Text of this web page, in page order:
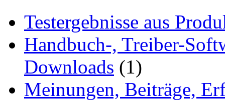
Testergebnisse aus
Handbuch-, Treiber-
Downloads (1)
Meinungen, Beiträge,